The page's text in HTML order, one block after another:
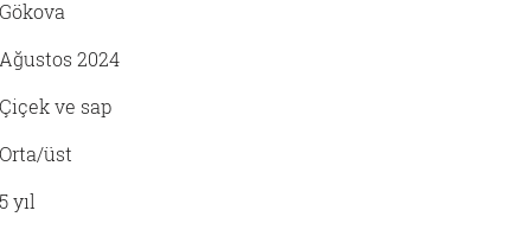
Gökova
Ağustos 2024
Çiçek ve sap
Orta/üst
5 yıl